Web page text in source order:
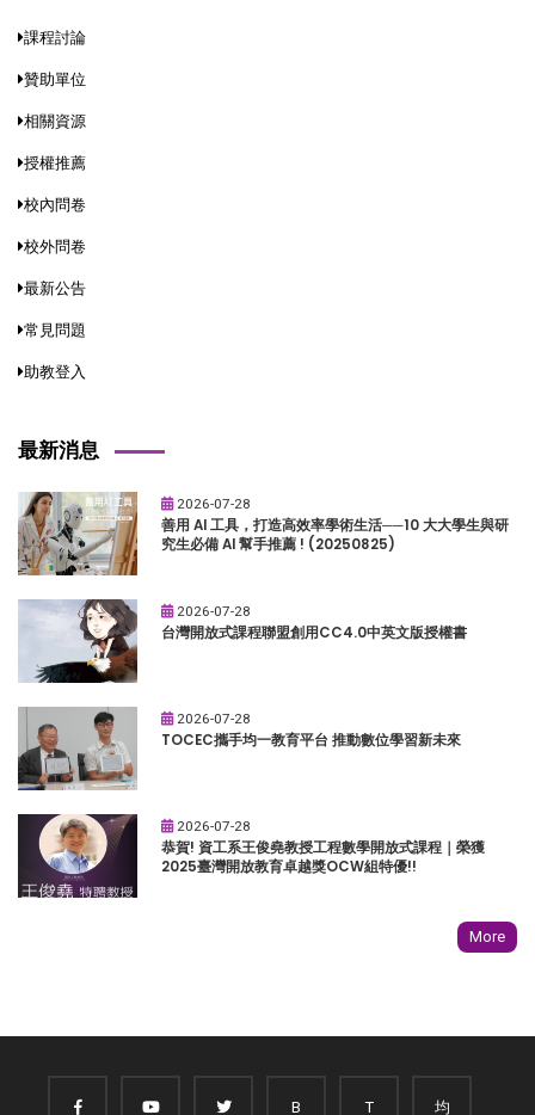
課程討論
贊助單位
相關資源
授權推薦
校內問卷
校外問卷
最新公告
常見問題
助教登入
最新消息
2026-07-28
善用 AI 工具，打造高效率學術生活──10 大大學生與研
究生必備 AI 幫手推薦 ! (20250825)
2026-07-28
台灣開放式課程聯盟創用CC4.0中英文版授權書
2026-07-28
TOCEC攜手均一教育平台 推動數位學習新未來
2026-07-28
恭賀! 資工系王俊堯教授工程數學開放式課程｜榮獲
2025臺灣開放教育卓越獎OCW組特優!!
More
B T 均